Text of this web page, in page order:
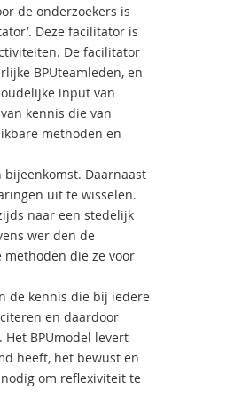
de onderzoekers is
Deze facilitator is
De facilitator
BPU­teamleden, en
input van
kennis die van
methoden en
Daarnaast
uit te wisselen.
naar een stedelijk
wer­ den de
die ze voor
de kennis die bij iedere
en daardoor
BPU­model levert
heeft, het bewust en
om reflexiviteit te